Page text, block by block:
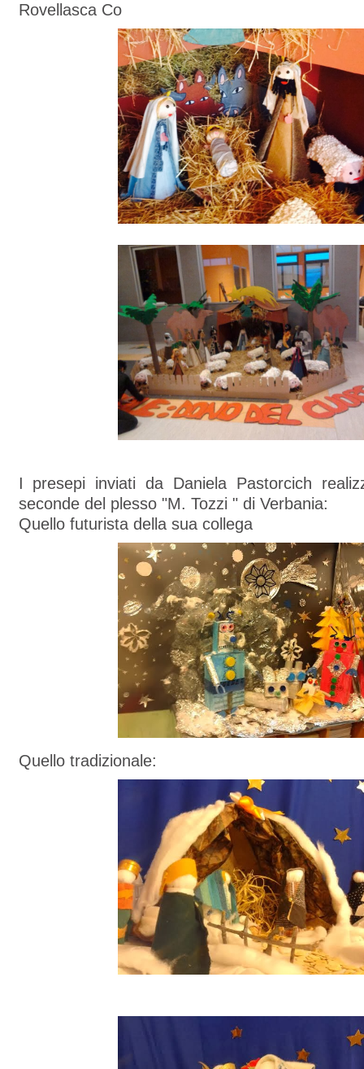
Rovellasca Co
I presepi inviati da Daniela Pastorcich
seconde del plesso "M. Tozzi " di Verbania:
Quello futurista della sua collega
Quello tradizionale: